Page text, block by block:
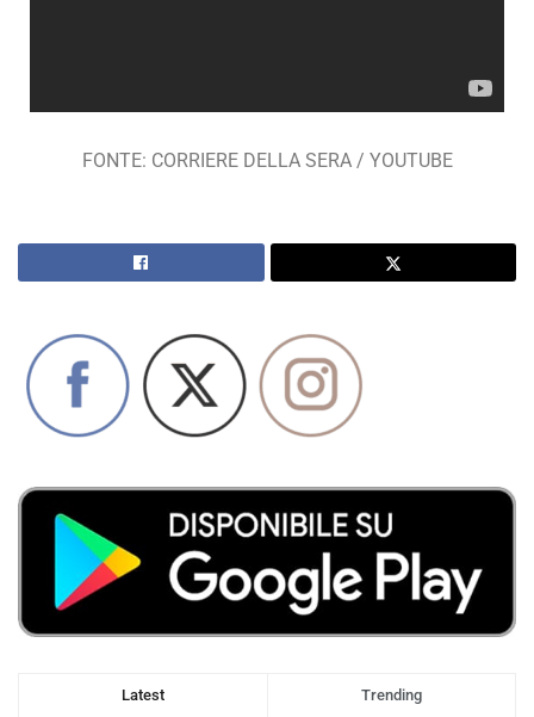
FONTE: CORRIERE DELLA SERA / YOUTUBE
Latest Trending